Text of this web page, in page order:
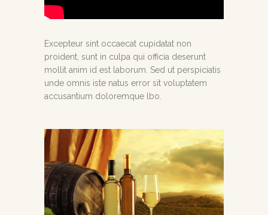
Excepteur sint occaecat cupidatat non
proident, sunt in culpa qui officia deserunt
mollit anim id est laborum. Sed ut perspiciatis
unde omnis iste natus error sit voluptatem
accusantium doloremque lbo.